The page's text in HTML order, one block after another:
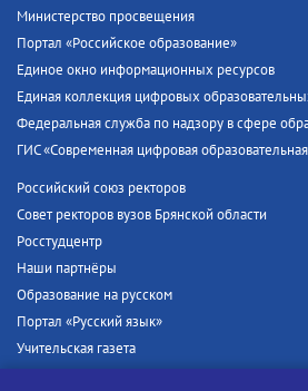
Министерство просвещения
Портал «Российское образование»
Единое окно информационных ресурсов
Единая коллекция цифровых
Федеральная служба по надзору в сфере
ГИС «Современная цифровая
Российский союз ректоров
Совет ректоров вузов Брянской области
Росстудцентр
Наши партнёры
Образование на русском
Портал «Русский язык»
Учительская газета